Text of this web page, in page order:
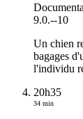
9.0.--10
Un chien
bagages
l'individu
20h35
34 min